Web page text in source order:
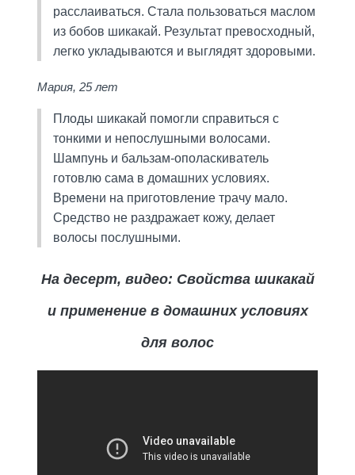
расслаиваться. Стала пользоваться маслом
из бобов шикакай. Результат превосходный,
легко укладываются и выглядят здоровыми.
Мария, 25 лет
Плоды шикакай помогли справиться с
тонкими и непослушными волосами.
Шампунь и бальзам-ополаскиватель
готовлю сама в домашних условиях.
Времени на приготовление трачу мало.
Средство не раздражает кожу, делает
волосы послушными.
На десерт, видео: Свойства шикакай
и применение в домашних условиях
для волос